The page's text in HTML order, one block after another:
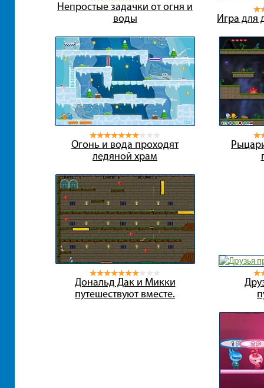
Непростые задачки от огня и
воды
Игра для
Огонь и вода проходят
ледяной храм
Дональд Дак и Микки
путешествуют вместе.